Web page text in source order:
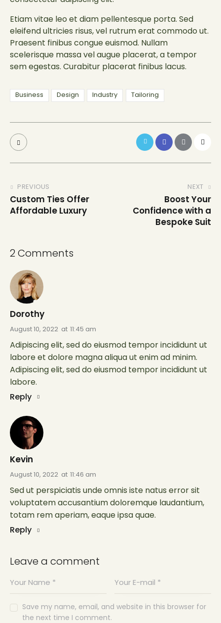
Etiam vitae leo et diam pellentesque porta. Sed
eleifend ultricies risus, vel rutrum erat commodo ut.
Praesent finibus congue euismod. Nullam
scelerisque massa vel augue placerat, a tempor
sem egestas. Curabitur placerat finibus lacus.
Business Design Industry Tailoring
PREVIOUS
Custom Ties Offer
Affordable Luxury
NEXT
Boost Your
Confidence with a
Bespoke Suit
2 Comments
Dorothy
August 10, 2022 at 11:45 am
Adipiscing elit, sed do eiusmod tempor incididunt ut
labore et dolore magna aliqua ut enim ad minim.
Adipiscing elit, sed do eiusmod tempor incididunt ut
labore.
Reply
Kevin
August 10, 2022 at 11:46 am
Sed ut perspiciatis unde omnis iste natus error sit
voluptatem accusantium doloremque laudantium,
totam rem aperiam, eaque ipsa quae.
Reply
Leave a comment
Save my name, email, and website in this browser for
the next time I comment.